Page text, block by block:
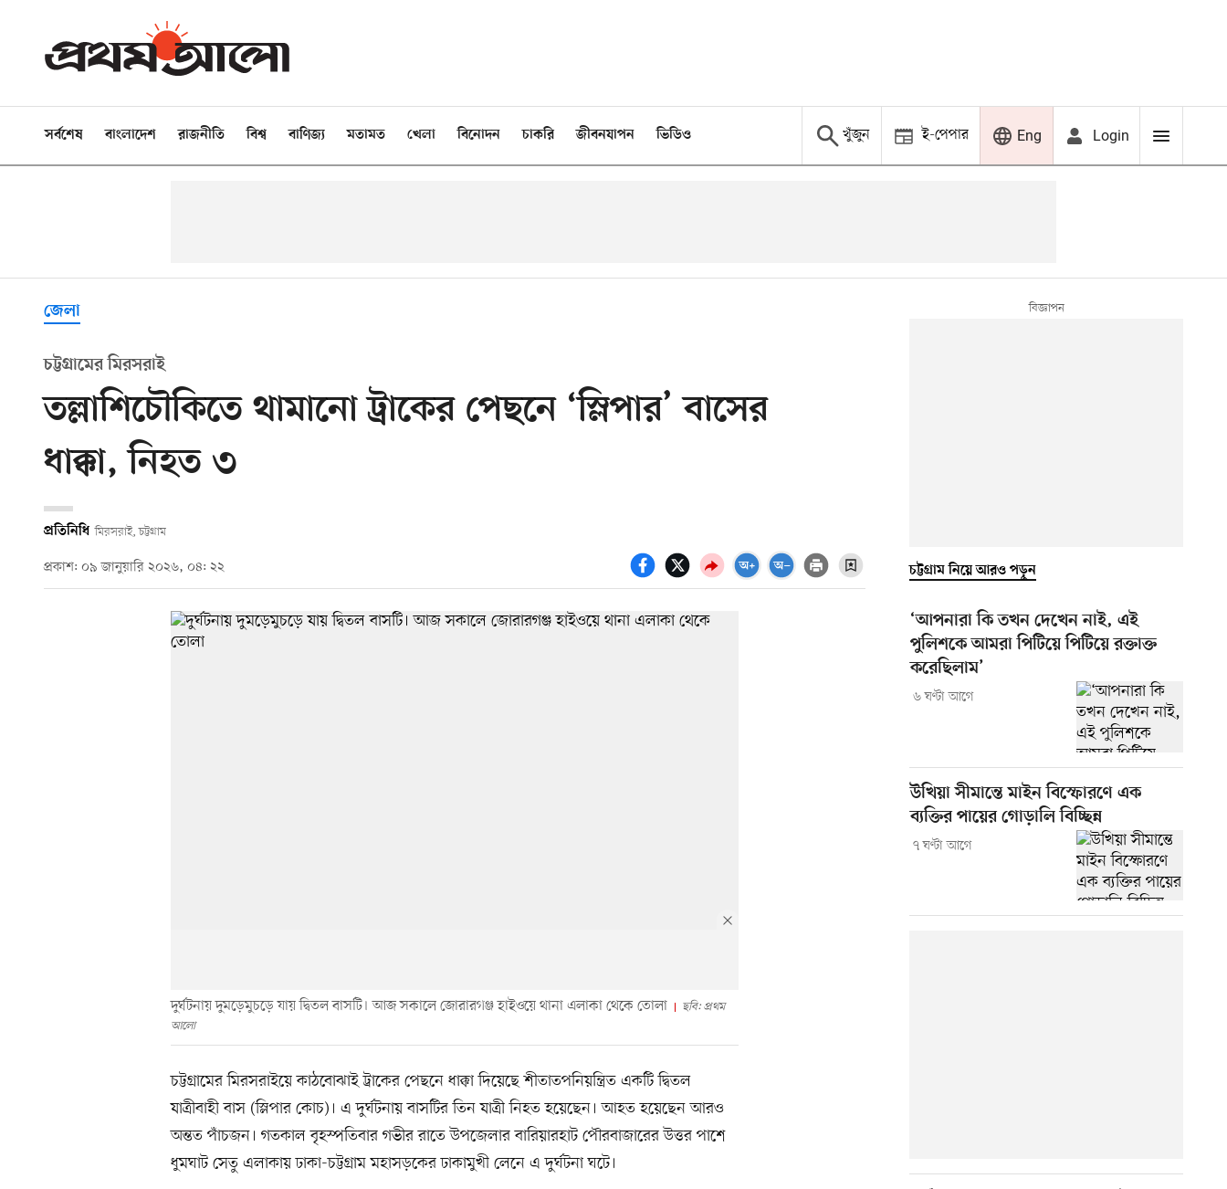
সর্বশেষ বাংলাদেশ রাজনীতি বিশ্ব বাণিজ্য মতামত খেলা বিনোদন চাকরি জীবনযাপন ভিডিও খুঁজুন ই-পেপার Eng Login
জেলা
চট্টগ্রামের মিরসরাই
তল্লাশিচৌকিতে থামানো ট্রাকের পেছনে ‘স্লিপার’ বাসের
ধাক্কা, নিহত ৩
প্রতিনিধি মিরসরাই, চট্টগ্রাম
প্রকাশ: ০৯ জানুয়ারি ২০২৬, ০৪: ২২
দুর্ঘটনায় দুমড়েমুচড়ে যায় দ্বিতল বাসটি। আজ সকালে জোরারগঞ্জ হাইওয়ে থানা এলাকা থেকে তোলা
ছবি: প্রথম
আলো
চট্টগ্রামের মিরসরাইয়ে কাঠবোঝাই ট্রাকের পেছনে ধাক্কা দিয়েছে শীতাতপনিয়ন্ত্রিত একটি দ্বিতল
যাত্রীবাহী বাস (স্লিপার কোচ)। এ দুর্ঘটনায় বাসটির তিন যাত্রী নিহত হয়েছেন। আহত হয়েছেন আরও
অন্তত পাঁচজন। গতকাল বৃহস্পতিবার গভীর রাতে উপজেলার বারিয়ারহাট পৌরবাজারের উত্তর পাশে
ধুমঘাট সেতু এলাকায় ঢাকা-চট্টগ্রাম মহাসড়কের ঢাকামুখী লেনে এ দুর্ঘটনা ঘটে।
চট্টগ্রাম নিয়ে আরও পড়ুন
‘আপনারা কি তখন দেখেন নাই, এই
পুলিশকে আমরা পিটিয়ে পিটিয়ে রক্তাক্ত
করেছিলাম’
৬ ঘণ্টা আগে
উখিয়া সীমান্তে মাইন বিস্ফোরণে এক
ব্যক্তির পায়ের গোড়ালি বিচ্ছিন্ন
৭ ঘণ্টা আগে